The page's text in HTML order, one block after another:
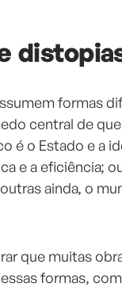
formas
central de
é o Estado e a
e a eficiência;
ainda, o
que muitas
formas,